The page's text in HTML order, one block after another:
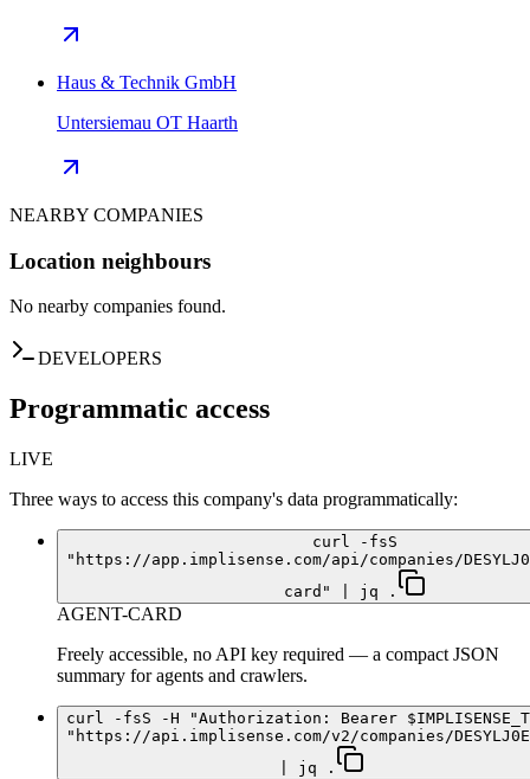
Haus & Technik GmbH
Untersiemau OT Haarth
NEARBY COMPANIES
Location neighbours
No nearby companies found.
DEVELOPERS
Programmatic access
LIVE
Three ways to access this company's data programmatically:
curl -fsS
"https://app.implisense.com/api/companies/
card" | jq .
AGENT-CARD
Freely accessible, no API key required — a compact JSON
summary for agents and crawlers.
curl -fsS -H "Authorization: Bearer
"https://api.implisense.com/v2/companies/
| jq .